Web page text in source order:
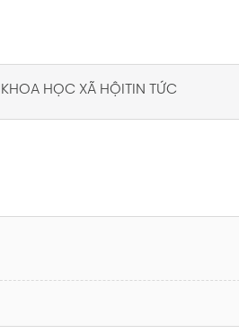
KHOA HỌC XÃ HỘI TIN TỨC